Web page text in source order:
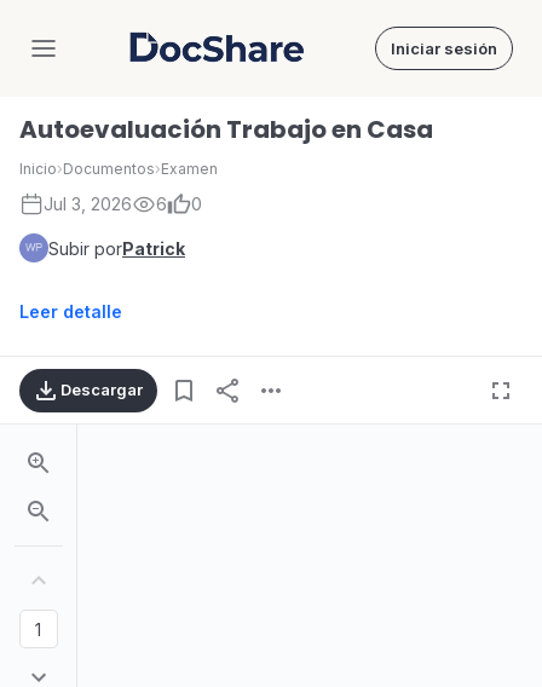
DocShare Iniciar sesión
Autoevaluación Trabajo en Casa
Inicio›Documentos›Examen
Jul 3, 2026 6 0
Subir porPatrick
Leer detalle
Descargar